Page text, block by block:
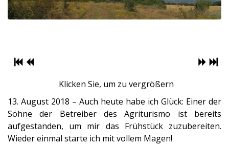
Klicken Sie, um zu vergrößern
13. August 2018 – Auch heute habe ich Glück: Einer der
Söhne der Betreiber des Agriturismo ist bereits
aufgestanden, um mir das Frühstück zuzubereiten.
Wieder einmal starte ich mit vollem Magen!